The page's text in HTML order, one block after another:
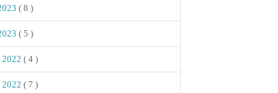
( 8 )
( 5 )
2022 ( 4 )
2022 ( 7 )